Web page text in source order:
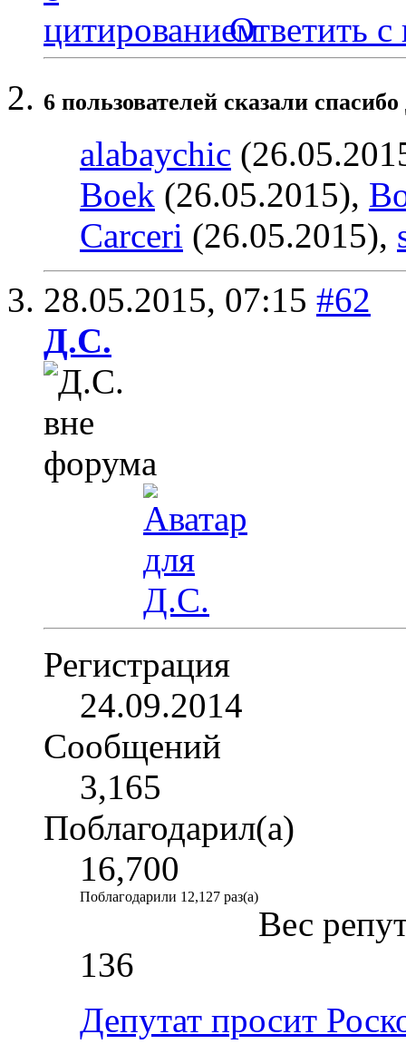
Ответить с
6 пользователей сказали
alabaychic
Boek (26.05.2015),
Carceri (26.05.2015),
28.05.2015, 07:15 #62
Д.С.
Регистрация
24.09.2014
Сообщений
3,165
Поблагодарил(а)
16,700
Поблагодарили 12,127 раз(а)
Вес
136
Депутат просит